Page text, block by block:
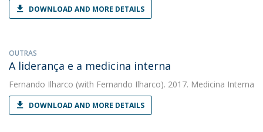
DOWNLOAD AND MORE DETAILS
OUTRAS
A liderança e a medicina interna
Fernando Ilharco (with Fernando Ilharco). 2017. Medicina Interna
DOWNLOAD AND MORE DETAILS